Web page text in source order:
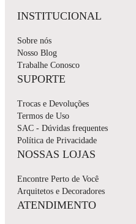
INSTITUCIONAL
Sobre nós
Nosso Blog
Trabalhe Conosco
SUPORTE
Trocas e Devoluções
Termos de Uso
SAC - Dúvidas frequentes
Política de Privacidade
NOSSAS LOJAS
Encontre Perto de Você
Arquitetos e Decoradores
ATENDIMENTO